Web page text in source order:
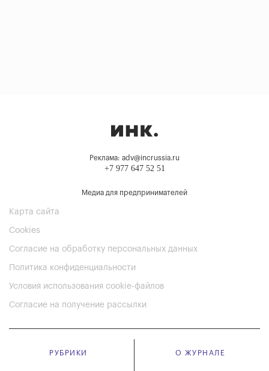
Реклама: adv@incrussia.ru
+7 977 647 52 51
Медиа для предпринимателей
Карта сайта
Cookies
Согласие на обработку персональных данных
Политика конфиденциальности
Условия использования cookie-файлов
Согласие на получение рассылки
РУБРИКИ О ЖУРНАЛЕ